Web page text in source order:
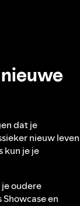
dat je
nieuw leven
kun je je
oudere
en